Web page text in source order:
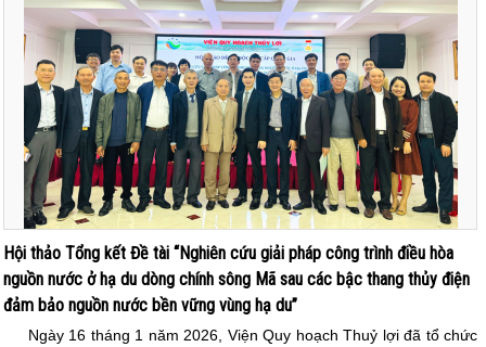
Hội thảo Tổng kết Đề tài “Nghiên cứu giải pháp công trình điều hòa
nguồn nước ở hạ du dòng chính sông Mã sau các bậc thang thủy điện
đảm bảo nguồn nước bền vững vùng hạ du”
Ngày 16 tháng 1 năm 2026, Viện Quy hoạch Thuỷ lợi đã tổ chức